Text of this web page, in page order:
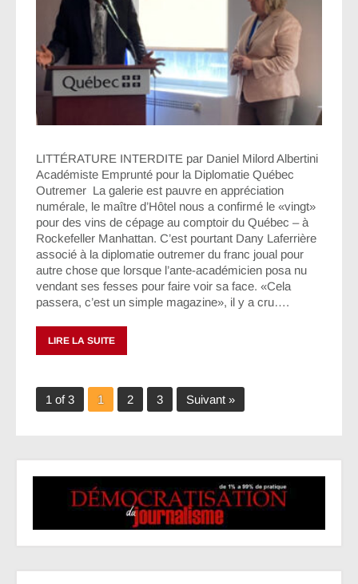
LITTÉRATURE INTERDITE par Daniel Milord Albertini
Académiste Emprunté pour la Diplomatie Québec
Outremer La galerie est pauvre en appréciation
numérale, le maître d’Hôtel nous a confirmé le «vingt»
pour des vins de cépage au comptoir du Québec – à
Rockefeller Manhattan. C’est pourtant Dany Laferrière
associé à la diplomatie outremer du franc joual pour
autre chose que lorsque l’ante-académicien posa nu
vendant ses fesses pour faire voir sa face. «Cela
passera, c’est un simple magazine», il y a cru….
LIRE LA SUITE
1 of 3 1 2 3 Suivant »